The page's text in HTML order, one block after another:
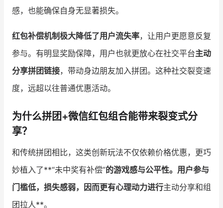
感，也能确保自身无显著损失。
红包补偿机制极大降低了用户流失率，让用户更愿意反复
参与。有明显奖励保障，用户也就更放心在社交平台主动
分享拼团链接，带动身边朋友加入拼团。这种社交裂变速
度，远超以往普通优惠活动。
为什么拼团+微信红包组合能带来裂变式分
享？
和传统拼团相比，这类创新玩法不仅依赖价格优惠，更巧
妙植入了**“未中奖有补偿”的游戏感与公平性。用户参与
门槛低，损失感弱，因而更有心理动力进行主动分享和组
团拉人**。